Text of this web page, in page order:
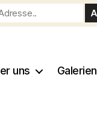
uns Galerien